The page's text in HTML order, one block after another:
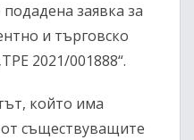
подадена заявка за
и търговско
2021/001888“.
който има
съществуващите